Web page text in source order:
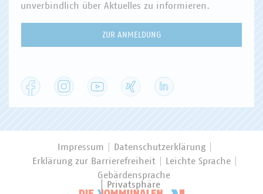
unverbindlich über Aktuelles zu informieren.
ZUR ANMELDUNG
Facebook Instagram YouTube
Impressum
Datenschutzerklärung
Erklärung zur Barrierefreiheit
Leichte Sprache
Gebärdensprache
Privatsphäre